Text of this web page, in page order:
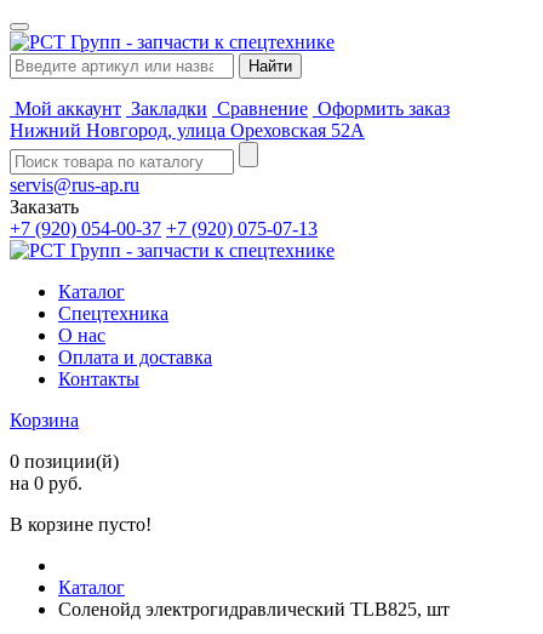
Мой аккаунт Закладки Сравнение Оформить заказ
Нижний Новгород, улица Ореховская 52А
servis@rus-ap.ru
Заказать
+7 (920) 054-00-37 +7 (920) 075-07-13
Каталог
Спецтехника
О нас
Оплата и доставка
Контакты
Корзина
0 позиции(й)
на 0 руб.
В корзине пусто!
Каталог
Соленойд электрогидравлический TLB825, шт